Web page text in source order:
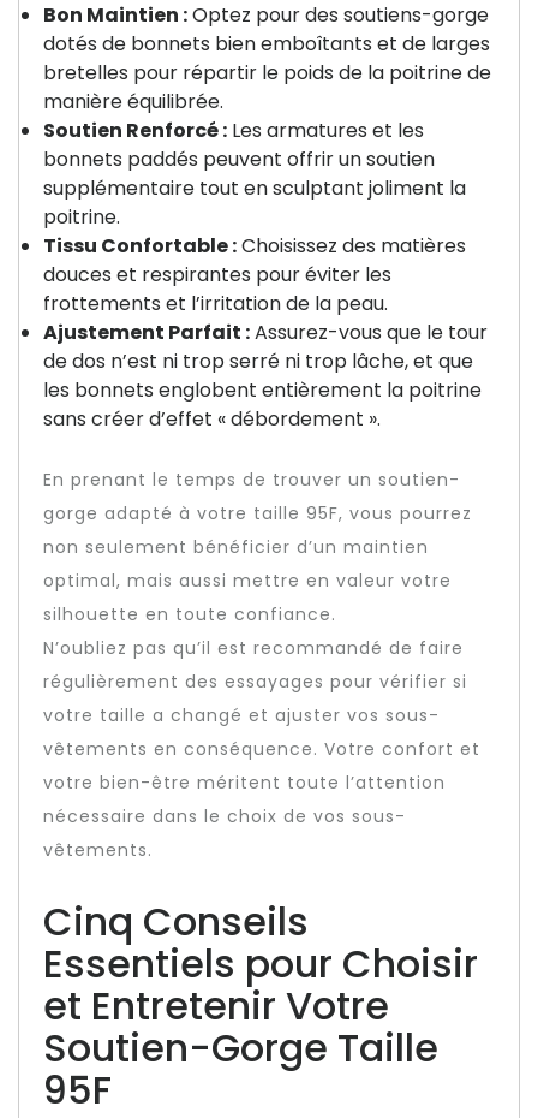
Bon Maintien :Optez pour des soutiens-gorge
dotés de bonnets bien emboîtants et de larges
bretelles pour répartir le poids de la poitrine de
manière équilibrée.
Soutien Renforcé : Les armatures et les
bonnets paddés peuvent offrir un soutien
supplémentaire tout en sculptant joliment la
poitrine.
Tissu Confortable :Choisissez des matières
douces et respirantes pour éviter les
frottements et l’irritation de la peau.
Ajustement Parfait :Assurez-vous que le tour
de dos n’est ni trop serré ni trop lâche, et que
les bonnets englobent entièrement la poitrine
sans créer d’effet « débordement ».
En prenant le temps de trouver un soutien-
gorge adapté à votre taille 95F, vous pourrez
non seulement bénéficier d’un maintien
optimal, mais aussi mettre en valeur votre
silhouette en toute confiance.
N’oubliez pas qu’il est recommandé de faire
régulièrement des essayages pour vérifier si
votre taille a changé et ajuster vos sous-
vêtements en conséquence. Votre confort et
votre bien-être méritent toute l’attention
nécessaire dans le choix de vos sous-
vêtements.
Cinq Conseils
Essentiels pour Choisir
et Entretenir Votre
Soutien-Gorge Taille
95F